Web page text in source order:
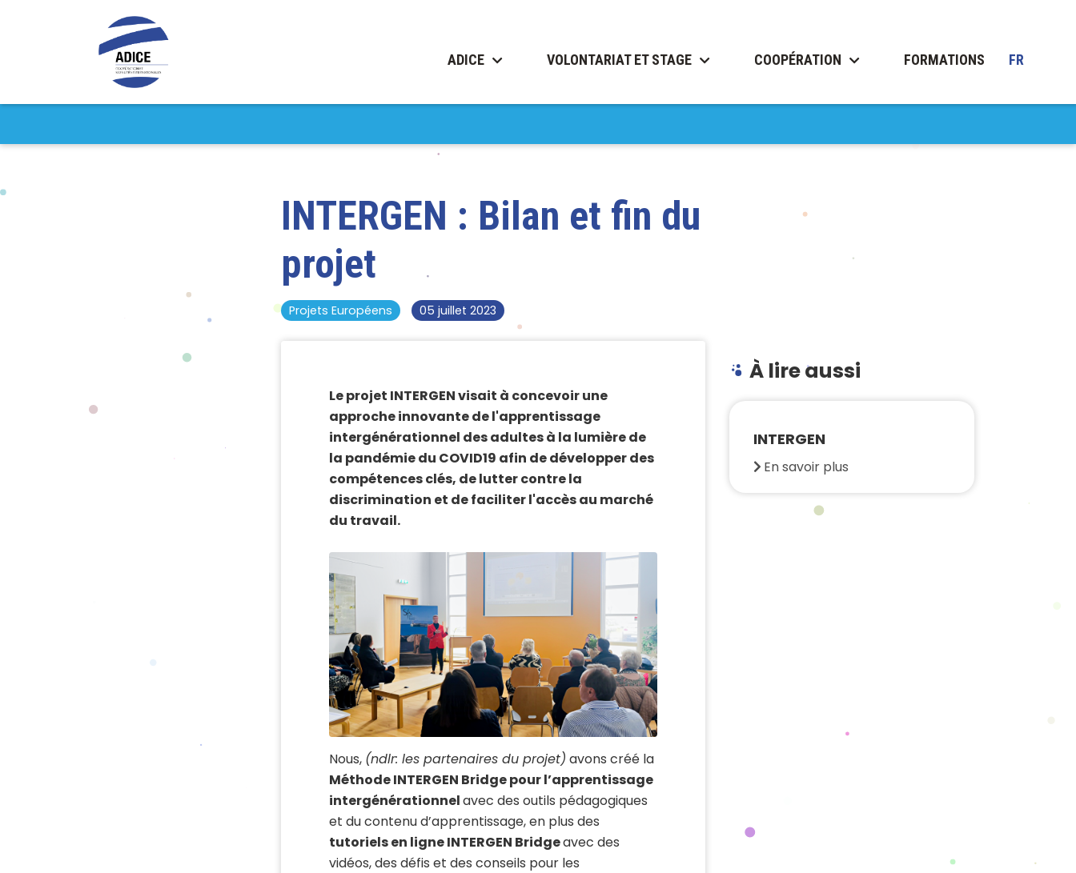
ADICE VOLONTARIAT ET STAGE COOPÉRATION FORMATIONS FR
INTERGEN : Bilan et fin du
projet
Projets Européens 05 juillet 2023
Le projet INTERGEN visait à concevoir une
approche innovante de l'apprentissage
intergénérationnel des adultes à la lumière de
la pandémie du COVID19 afin de développer des
compétences clés, de lutter contre la
discrimination et de faciliter l'accès au marché
du travail.
Nous, (ndlr: les partenaires du projet) avons créé la
Méthode INTERGEN Bridge pour l’apprentissage
intergénérationnelavec des outils pédagogiques
et du contenu d’apprentissage, en plus des
tutoriels en ligne INTERGEN Bridgeavec des
vidéos, des défis et des conseils pour les
À lire aussi
INTERGEN
En savoir plus